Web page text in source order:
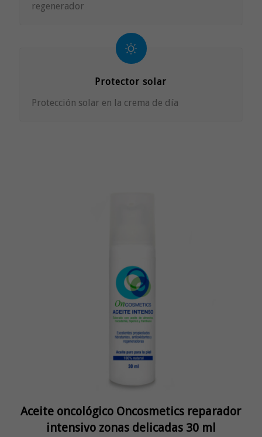
regenerador
Protector solar
Protección solar en la crema de día
Aceite oncológico Oncosmetics reparador
intensivo zonas delicadas 30 ml